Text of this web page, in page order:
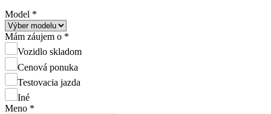
Model *
Mám záujem o *
Vozidlo skladom
Cenová ponuka
Testovacia jazda
Iné
Meno *